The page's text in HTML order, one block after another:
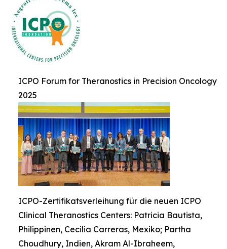
ICPO Forum for Theranostics in Precision Oncology
2025
ICPO-Zertifikatsverleihung für die neuen ICPO
Clinical Theranostics Centers: Patricia Bautista,
Philippinen, Cecilia Carreras, Mexiko; Partha
Choudhury, Indien, Akram Al-Ibraheem,